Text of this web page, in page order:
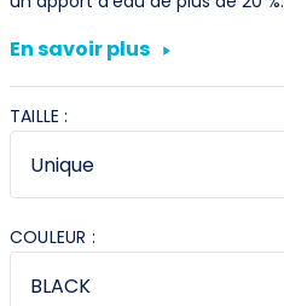
En savoir plus
TAILLE :
COULEUR :